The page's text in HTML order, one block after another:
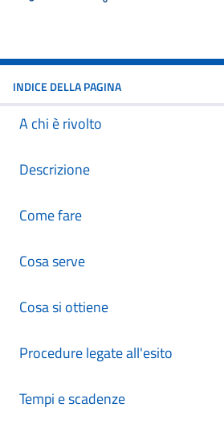
INDICE DELLA PAGINA
A chi è rivolto
Descrizione
Come fare
Cosa serve
Cosa si ottiene
Procedure legate all'esito
Tempi e scadenze